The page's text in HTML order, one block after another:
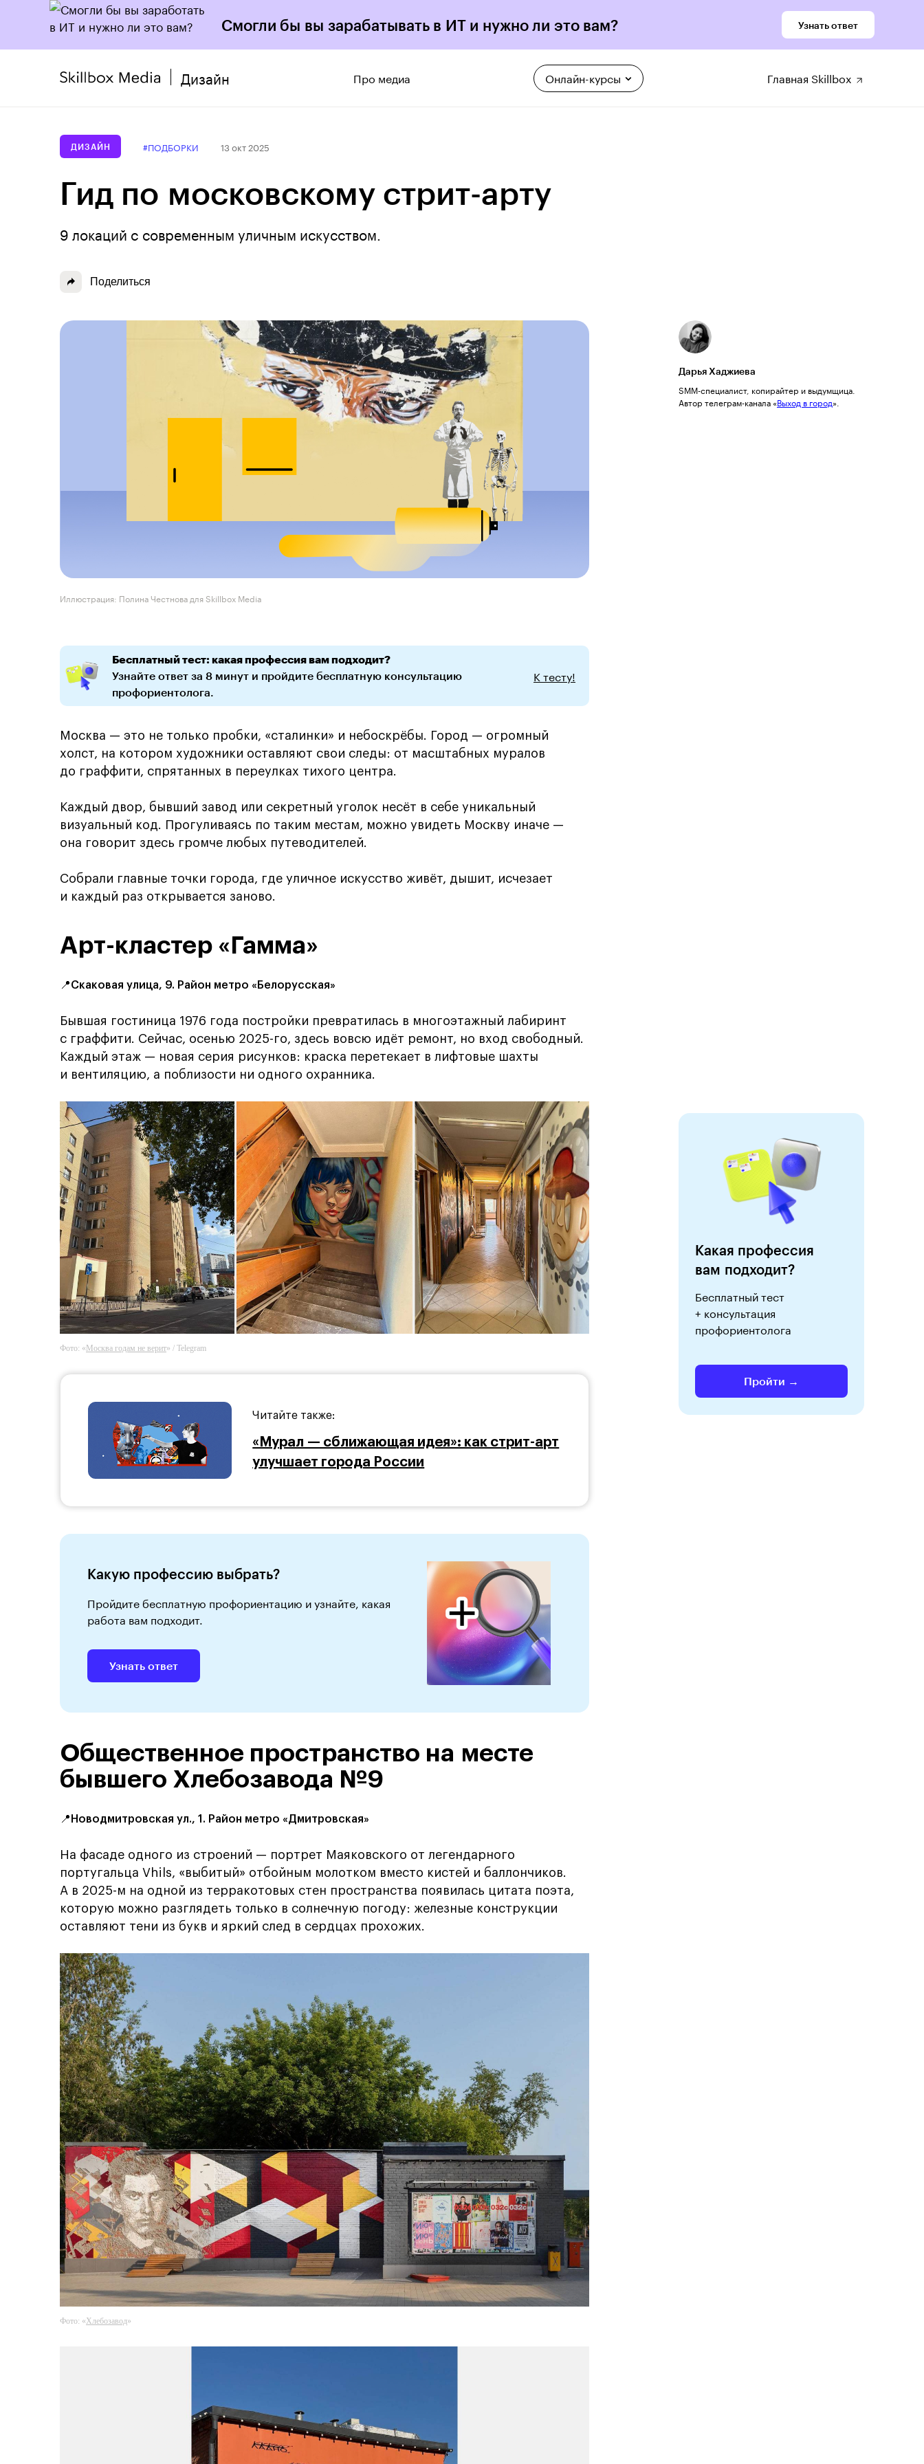
Смогли бы вы зарабатывать в ИТ и нужно ли это вам? Узнать ответ
Дизайн Про медиа Онлайн-курсы Главная Skillbox
ДИЗАЙН #ПОДБОРКИ 13 окт 2025
Гид по московскому стрит-арту
9 локаций с современным уличным искусством.
Поделиться
Иллюстрация: Полина Честнова для Skillbox Media
Дарья Хаджиева
SMM-специалист, копирайтер и выдумщица.
Автор телеграм-канала «Выход в город».
Какая профессия
вам подходит?
Бесплатный тест
+ консультация
профориентолога
Пройти →
Бесплатный тест: какая профессия вам подходит?
Узнайте ответ за 8 минут и пройдите бесплатную консультацию
профориентолога.
К тесту!
Москва — это не только пробки, «сталинки» и небоскрёбы. Город — огромный
холст, на котором художники оставляют свои следы: от масштабных муралов
до граффити, спрятанных в переулках тихого центра.
Каждый двор, бывший завод или секретный уголок несёт в себе уникальный
визуальный код. Прогуливаясь по таким местам, можно увидеть Москву иначе —
она говорит здесь громче любых путеводителей.
Собрали главные точки города, где уличное искусство живёт, дышит, исчезает
и каждый раз открывается заново.
Арт-кластер «Гамма»
📍Скаковая улица, 9. Район метро «Белорусская»
Бывшая гостиница 1976 года постройки превратилась в многоэтажный лабиринт
с граффити. Сейчас, осенью 2025-го, здесь вовсю идёт ремонт, но вход свободный.
Каждый этаж — новая серия рисунков: краска перетекает в лифтовые шахты
и вентиляцию, а поблизости ни одного охранника.
Фото: « Москва годам не верит» / Telegram
Читайте также:
«Мурал — сближающая идея»: как стрит-арт
улучшает города России
Какую профессию выбрать?
Пройдите бесплатную профориентацию и узнайте, какая
работа вам подходит.
Узнать ответ
Общественное пространство на месте
бывшего Хлебозавода №9
📍Новодмитровская ул., 1. Район метро «Дмитровская»
На фасаде одного из строений — портрет Маяковского от легендарного
португальца Vhils, «выбитый» отбойным молотком вместо кистей и баллончиков.
А в 2025-м на одной из терракотовых стен пространства появилась цитата поэта,
которую можно разглядеть только в солнечную погоду: железные конструкции
оставляют тени из букв и яркий след в сердцах прохожих.
Фото: «Хлебозавод»